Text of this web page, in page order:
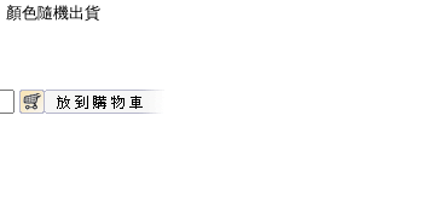
顏色隨機出貨